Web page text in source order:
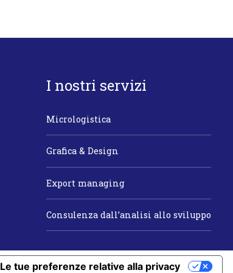
I nostri servizi
Micrologistica
Grafica & Design
Export managing
Consulenza dall’analisi allo sviluppo
Le tue preferenze relative alla privacy